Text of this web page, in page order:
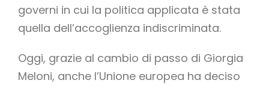
governi in cui la politica applicata è stata
quella dell’accoglienza indiscriminata.
Oggi, grazie al cambio di passo di Giorgia
Meloni, anche l’Unione europea ha deciso